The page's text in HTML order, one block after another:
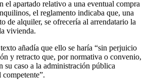
el apartado relativo a una eventual compra
el reglamento indicaba que, una
de alquiler, se ofrecería al arrendatario la
vivienda.
añadía que ello se haría “sin perjuicio
y retracto que, por normativa o convenio,
su caso a la administración pública